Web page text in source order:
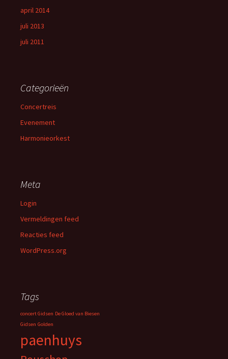
april 2014
juli 2013
juli 2011
Categorieën
Concertreis
Evenement
Harmonieorkest
Meta
Login
Vermeldingen feed
Reacties feed
WordPress.org
Tags
concert Gidsen De Gloed van Biesen
Gidsen Golden
paenhuys